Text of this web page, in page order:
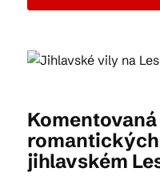
Praktické info
Kam vyrazit
jihlavském